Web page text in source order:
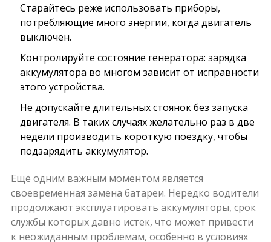
Старайтесь реже использовать приборы,
потребляющие много энергии, когда двигатель
выключен.
Контролируйте состояние генератора: зарядка
аккумулятора во многом зависит от исправности
этого устройства.
Не допускайте длительных стоянок без запуска
двигателя. В таких случаях желательно раз в две
недели производить короткую поездку, чтобы
подзарядить аккумулятор.
Ещё одним важным моментом является
своевременная замена батареи. Нередко водители
продолжают эксплуатировать аккумуляторы, срок
службы которых давно истек, что может привести
к неожиданным проблемам, особенно в условиях